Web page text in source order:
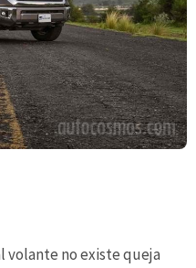
volante no existe queja